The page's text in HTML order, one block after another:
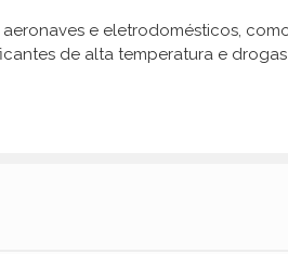
e eletrodomésticos,
de alta temperatura e